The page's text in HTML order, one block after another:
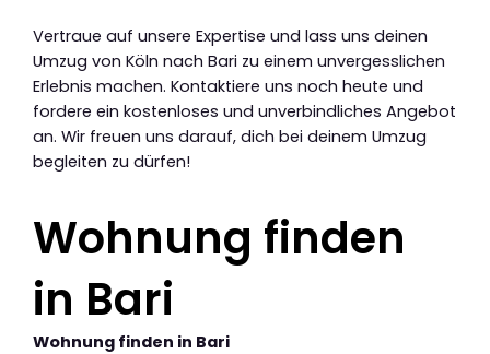
Vertraue auf unsere Expertise und lass uns deinen
Umzug von Köln nach Bari zu einem unvergesslichen
Erlebnis machen. Kontaktiere uns noch heute und
fordere ein kostenloses und unverbindliches Angebot
an. Wir freuen uns darauf, dich bei deinem Umzug
begleiten zu dürfen!
Wohnung finden
in Bari
Wohnung finden in Bari